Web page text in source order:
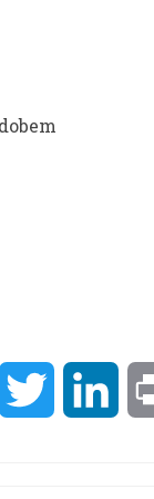
MessengerTwitter